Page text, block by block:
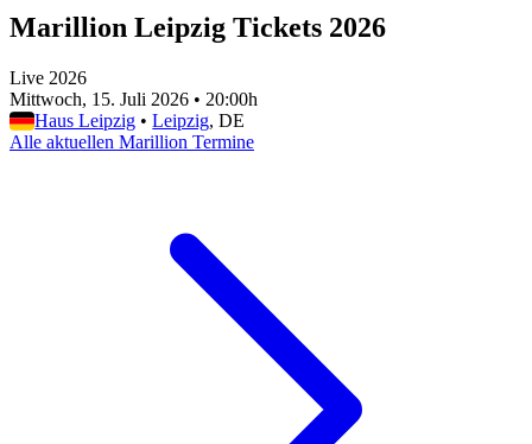
Marillion Leipzig Tickets 2026
Live 2026
Mittwoch, 15. Juli 2026 • 20:00h
Haus Leipzig • Leipzig, DE
Alle aktuellen Marillion Termine